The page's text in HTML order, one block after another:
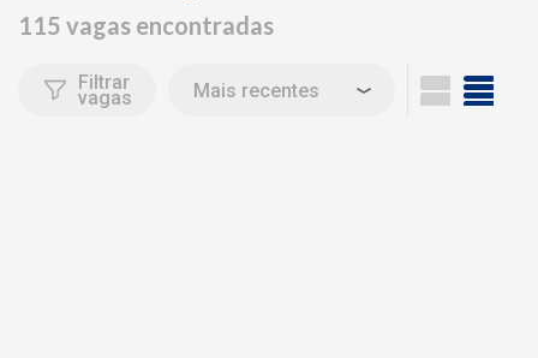
115 vagas encontradas
Filtrar
vagas